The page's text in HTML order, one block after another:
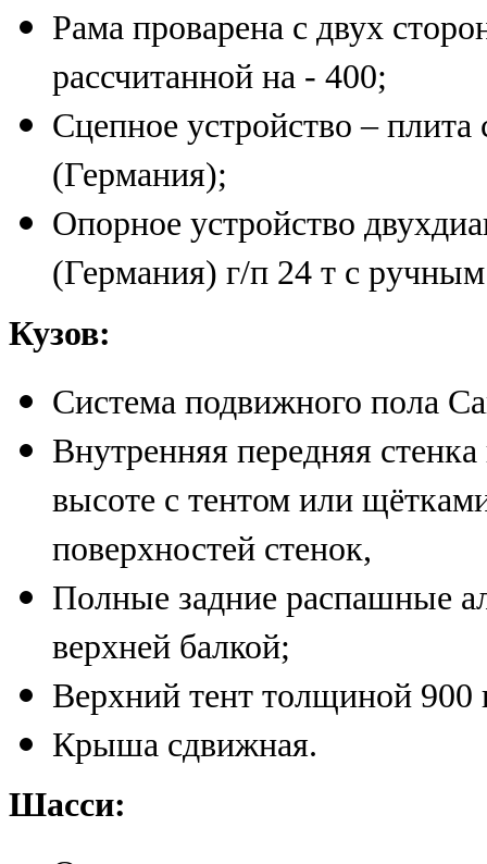
Рама проварена с двух
рассчитанной на - 400;
Сцепное устройство –
(Германия);
Опорное устройство
(Германия) г/п 24 т с
Кузов:
Система подвижного пола
Внутренняя передняя
высоте с тентом или
поверхностей стенок,
Полные задние распашные
верхней балкой;
Верхний тент толщиной 900
Крыша сдвижная.
Шасси: